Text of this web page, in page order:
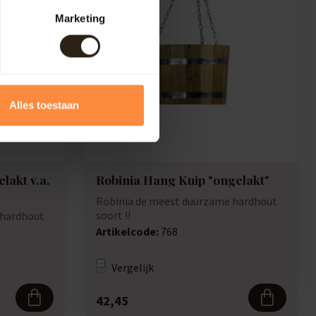
Marketing
Alles toestaan
v.a.
Robinia Hang Kuip "ongelakt"
Robinia de meest duurzame hardhout
soort !!
Artikelcode: 768
Vergelijk
42,45